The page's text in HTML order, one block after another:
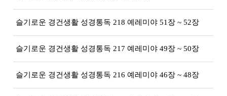
슬기로운 경건생활 성경통독 218 예레미야 51장 ~ 52장
슬기로운 경건생활 성경통독 217 예레미야 49장 ~ 50장
슬기로운 경건생활 성경통독 216 예레미야 46장 ~ 48장